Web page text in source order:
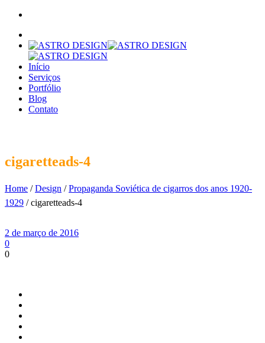
Início
Serviços
Portfólio
Blog
Contato
cigaretteads-4
Home /Design /Propaganda Soviética de cigarros dos anos 1920-
1929 / cigaretteads-4
2 de março de 2016
0
0